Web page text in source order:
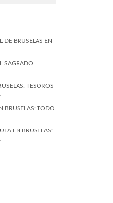
DE BRUSELAS EN
SAGRADO
TESOROS
BRUSELAS: TODO
EN BRUSELAS: